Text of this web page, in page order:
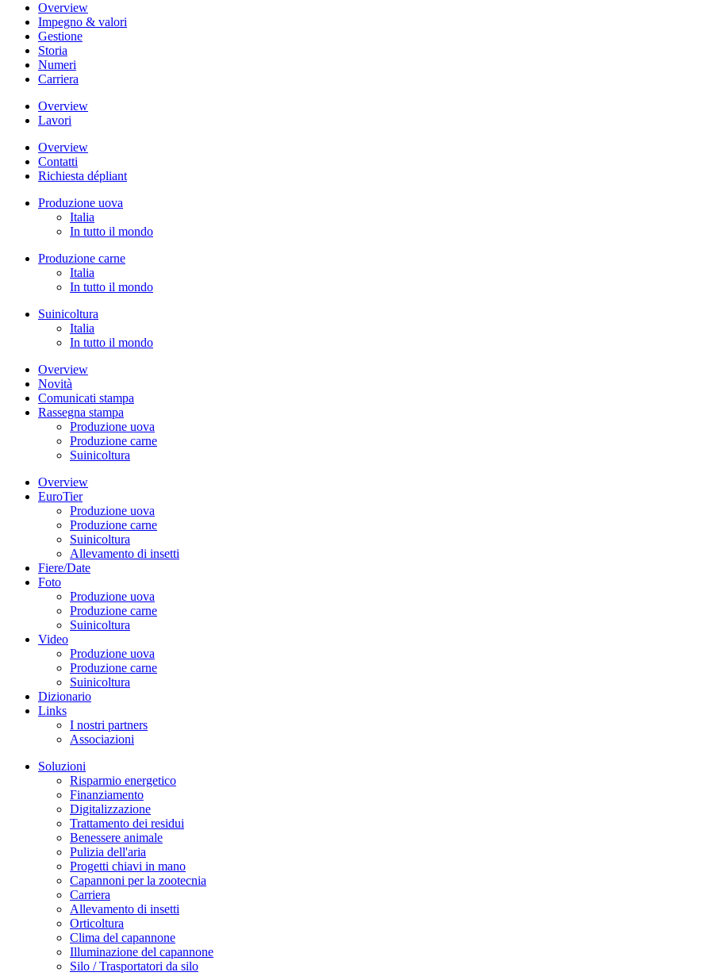
Overview
Impegno & valori
Gestione
Storia
Numeri
Carriera
Overview
Lavori
Overview
Contatti
Richiesta dépliant
Produzione uova
Italia
In tutto il mondo
Produzione carne
Italia
In tutto il mondo
Suinicoltura
Italia
In tutto il mondo
Overview
Novità
Comunicati stampa
Rassegna stampa
Produzione uova
Produzione carne
Suinicoltura
Overview
EuroTier
Produzione uova
Produzione carne
Suinicoltura
Allevamento di insetti
Fiere/Date
Foto
Produzione uova
Produzione carne
Suinicoltura
Video
Produzione uova
Produzione carne
Suinicoltura
Dizionario
Links
I nostri partners
Associazioni
Soluzioni
Risparmio energetico
Finanziamento
Digitalizzazione
Trattamento dei residui
Benessere animale
Pulizia dell'aria
Progetti chiavi in mano
Capannoni per la zootecnia
Carriera
Allevamento di insetti
Orticoltura
Clima del capannone
Illuminazione del capannone
Silo / Trasportatori da silo